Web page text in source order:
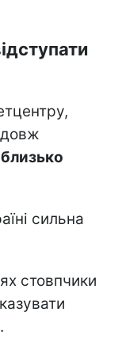
сильна
стовпчики